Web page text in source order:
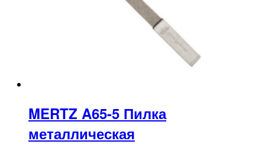
MERTZ A65-5 Пилка
металлическая